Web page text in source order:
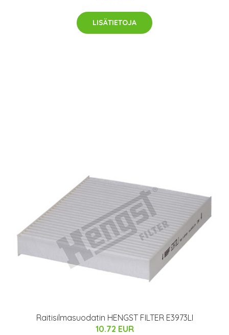
LISÄTIETOJA
Raitisilmasuodatin HENGST FILTER E3973LI
10.72 EUR